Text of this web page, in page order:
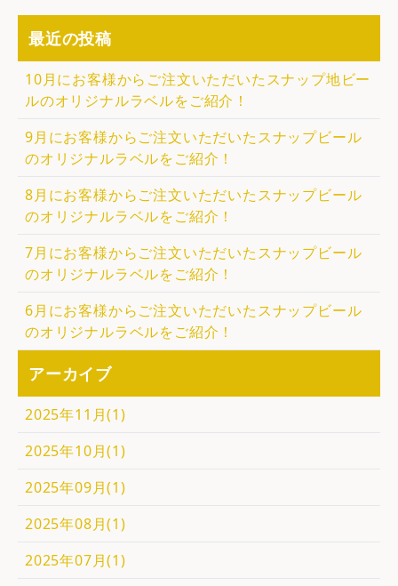
最近の投稿
10月にお客様からご注文いただいたスナップ地ビー
ルのオリジナルラベルをご紹介！
9月にお客様からご注文いただいたスナップビール
のオリジナルラベルをご紹介！
8月にお客様からご注文いただいたスナップビール
のオリジナルラベルをご紹介！
7月にお客様からご注文いただいたスナップビール
のオリジナルラベルをご紹介！
6月にお客様からご注文いただいたスナップビール
のオリジナルラベルをご紹介！
アーカイブ
2025年11月(1)
2025年10月(1)
2025年09月(1)
2025年08月(1)
2025年07月(1)